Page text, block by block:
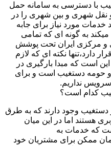
با دسترسی به سامانه حمل
و نقل شهری و بین شهری را در
خدمات مورد نیاز برای جابه
به گونه ای که تمامی
و مرکزی ایران تحت پوشش
دارد،تنها نکته ای که لازم
است که مبدا بارگیری در
و حومه دستغیب است و برای
نداریم.
کدام است؟
وجود دارند که به طرق
هستند اما در این میان
که خدمات به
ممکن برای مشتریان خود